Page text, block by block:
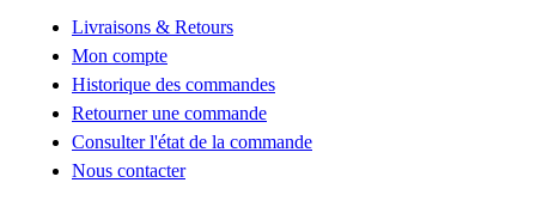
Livraisons & Retours
Mon compte
Historique des commandes
Retourner une commande
Consulter l'état de la commande
Nous contacter